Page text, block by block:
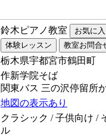
鈴木ピアノ教室
栃木県宇都宮市鶴田町
作新学院そば
関東バス 三の沢停留所
地図の表示あり
クラシック / 子供向け /
ル